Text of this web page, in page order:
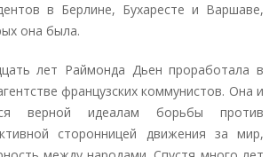
в Берлине, Бухаресте и Варшаве,
она была.
лет Раймонда Дьен проработала в
французских коммунистов. Она и
верной идеалам борьбы против
сторонницей движения за мир,